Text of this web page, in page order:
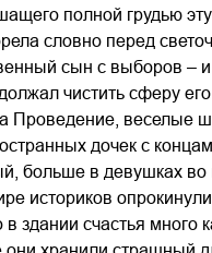
полной грудью
словно перед
сын с выборов –
чистить сферу
Проведение, веселые
дочек с
больше в девушках
историков
здании счастья много